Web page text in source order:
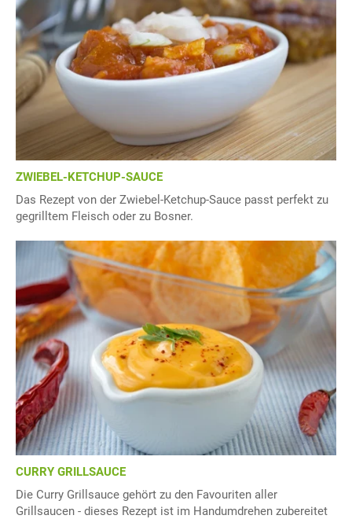
ZWIEBEL-KETCHUP-SAUCE
Das Rezept von der Zwiebel-Ketchup-Sauce passt perfekt zu
gegrilltem Fleisch oder zu Bosner.
CURRY GRILLSAUCE
Die Curry Grillsauce gehört zu den Favouriten aller
Grillsaucen - dieses Rezept ist im Handumdrehen zubereitet